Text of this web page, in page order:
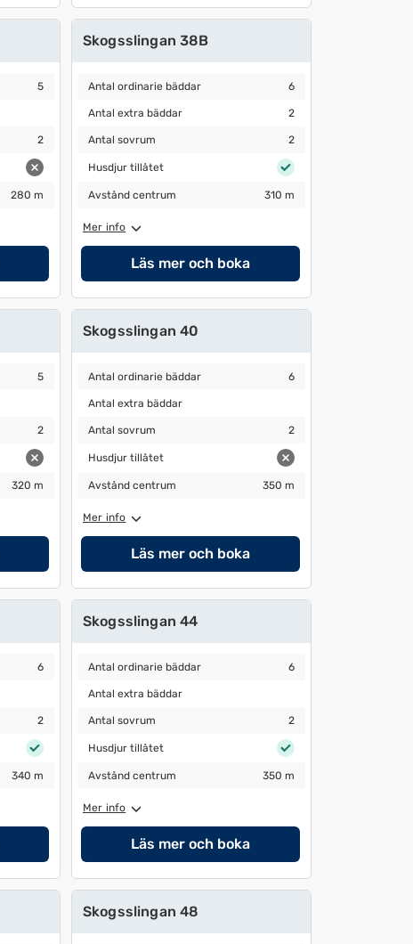
5
2
280 m
Skogsslingan 38B
Antal ordinarie bäddar
Antal ordinarie bäddar 6
Antal extra bäddar
Antal extra bäddar 2
Antal sovrum
Antal sovrum 2
Husdjur tillåtet
Husdjur tillåtet
Avstånd centrum
Avstånd centrum 310 m
Mer info
Läs mer och boka
5
2
320 m
Skogsslingan 40
Antal ordinarie bäddar
Antal ordinarie bäddar 6
Antal extra bäddar
Antal extra bäddar
Antal sovrum
Antal sovrum 2
Husdjur tillåtet
Husdjur tillåtet
Avstånd centrum
Avstånd centrum 350 m
Mer info
Läs mer och boka
6
2
340 m
Skogsslingan 44
Antal ordinarie bäddar
Antal ordinarie bäddar 6
Antal extra bäddar
Antal extra bäddar
Antal sovrum
Antal sovrum 2
Husdjur tillåtet
Husdjur tillåtet
Avstånd centrum
Avstånd centrum 350 m
Mer info
Läs mer och boka
Skogsslingan 48